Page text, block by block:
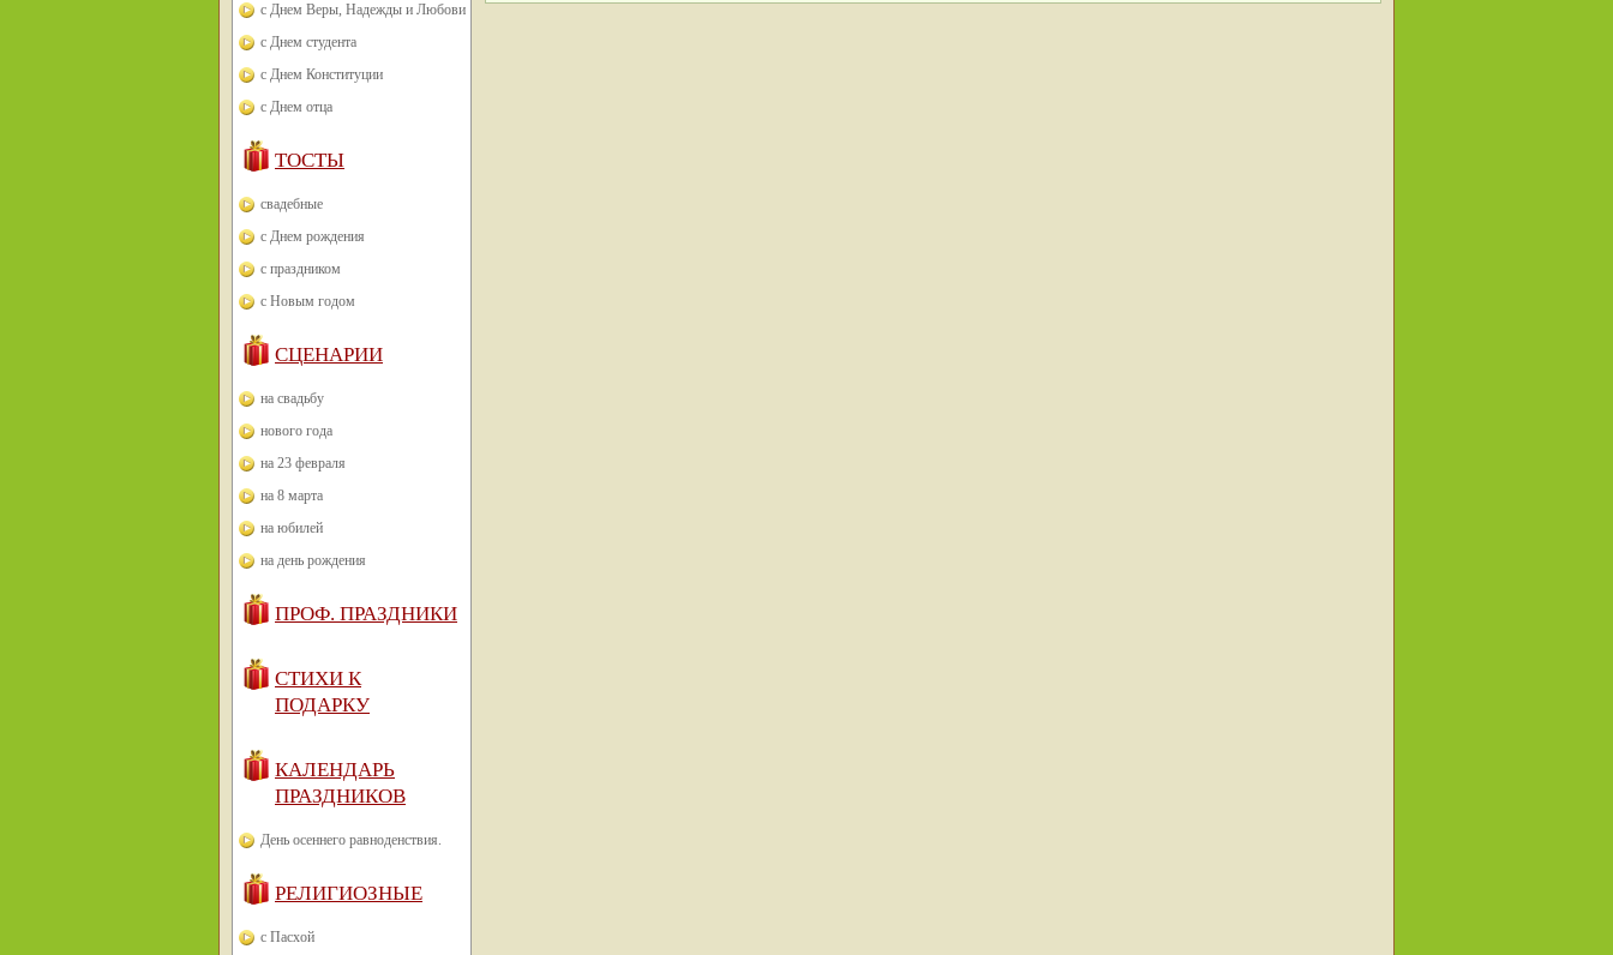
с Днем Веры, Надежды и Любови
с Днем студента
с Днем Конституции
с Днем отца
ТОСТЫ
свадебные
с Днем рождения
с праздником
с Новым годом
СЦЕНАРИИ
на свадьбу
нового года
на 23 февраля
на 8 марта
на юбилей
на день рождения
ПРОФ. ПРАЗДНИКИ
СТИХИ К
ПОДАРКУ
КАЛЕНДАРЬ
ПРАЗДНИКОВ
День осеннего равноденствия.
РЕЛИГИОЗНЫЕ
с Пасхой